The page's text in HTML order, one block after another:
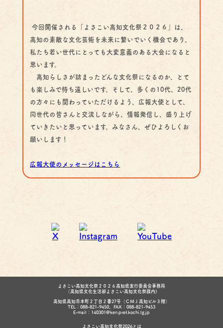
今回開催される「よさこい高知文化祭２０２６」は、
高知の素敵な文化芸術を未来に繋いでいく機会であり、
私たち若い世代にとっても大変意義のある大会になると
思います。
高知らしさが詰まったどんな文化祭になるのか、とて
も楽しみで待ち遠しいです。そして、多くの10代、20代
の方々にも関わっていただけるよう、広報大使として、
同世代の皆さんと交流しながら、情報発信し、盛り上げ
ていきたいと思っています。みなさん、ぜひよろしくお
願いします！
広報大使のメッセージはこちら
よさこい高知文化祭２０２６高知県実行委員会事務局
（高知県文化生活部よさこい高知文化祭課内)
高知県高知市本町２丁目２番27号（ＣＭＪ高知ビル３階）
TEL：088-821-9450、FAX：088-821-9453
E-mail：140301@ken.pref.kochi.lg.jp
よさこい高知文化祭2026とは